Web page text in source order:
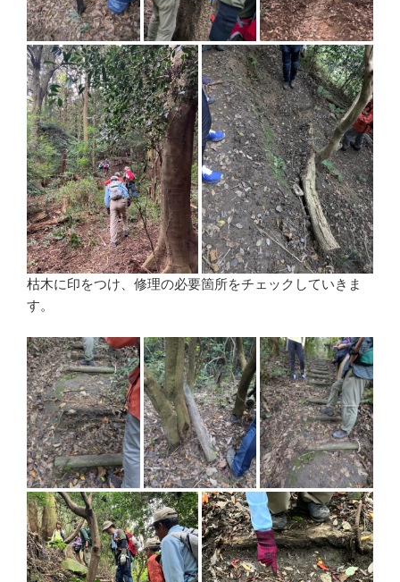
枯木に印をつけ、修理の必要箇所をチェックしていきま
す。